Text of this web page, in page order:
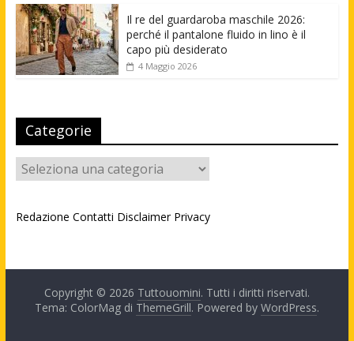
Il re del guardaroba maschile 2026:
perché il pantalone fluido in lino è il
capo più desiderato
4 Maggio 2026
Categorie
Categorie
Redazione Contatti Disclaimer Privacy
Copyright © 2026 Tuttouomini. Tutti i diritti riservati.
Tema: ColorMag di ThemeGrill. Powered by WordPress.